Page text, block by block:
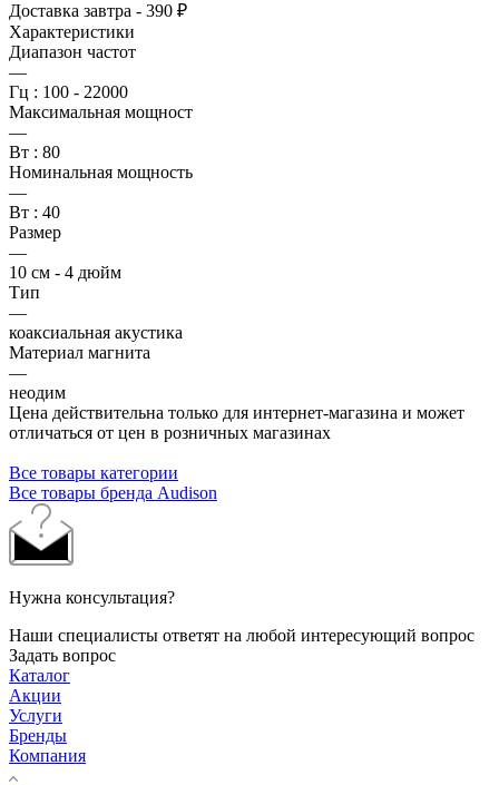
Доставка завтра - 390 ₽
Характеристики
Диапазон частот
—
Гц : 100 - 22000
Максимальная мощност
—
Вт : 80
Номинальная мощность
—
Вт : 40
Размер
—
10 см - 4 дюйм
Тип
—
коаксиальная акустика
Материал магнита
—
неодим
Цена действительна только для интернет-магазина и может
отличаться от цен в розничных магазинах
Все товары категории
Все товары бренда Audison
Нужна консультация?
Наши специалисты ответят на любой интересующий вопрос
Задать вопрос
Каталог
Акции
Услуги
Бренды
Компания